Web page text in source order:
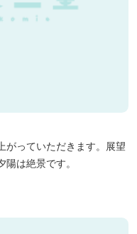
がっていただきます。展望
は絶景です。